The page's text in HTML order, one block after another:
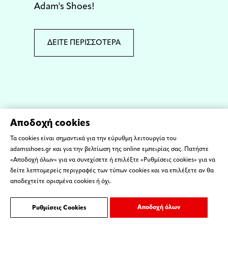
Αποδοχή cookies
Τα cookies είναι σημαντικά για την εύρυθμη λειτουργία του
adamsshoes.gr και για την βελτίωση της online εμπειρίας σας. Πατήστε
«Αποδοχή όλων» για να συνεχίσετε ή επιλέξτε «Ρυθμίσεις cookies» για να
δείτε λεπτομερείς περιγραφές των τύπων cookies και να επιλέξετε αν θα
αποδεχτείτε ορισμένα cookies ή όχι.
Ρυθμίσεις Cookies Αποδοχή όλων
Adam's Shoes!
ΔΕΙΤΕ ΠΕΡΙΣΣΟΤΕΡΑ